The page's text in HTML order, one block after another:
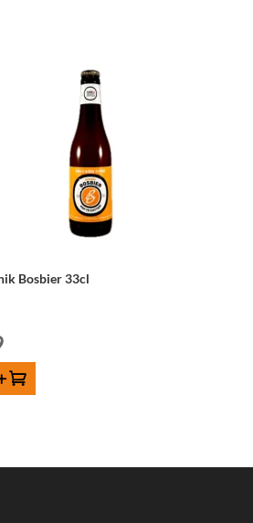
Bosbier 33cl
au panier